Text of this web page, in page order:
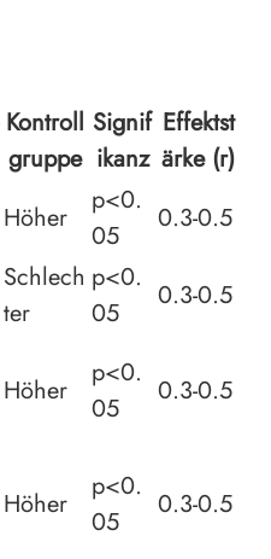
Kontroll
gruppe
Signif
ikanz
Effektst
ärke (r)
Höher
p<0.
05
0.3-0.5
Schlech
ter
p<0.
05
0.3-0.5
Höher
p<0.
05
0.3-0.5
Höher
p<0.
05
0.3-0.5